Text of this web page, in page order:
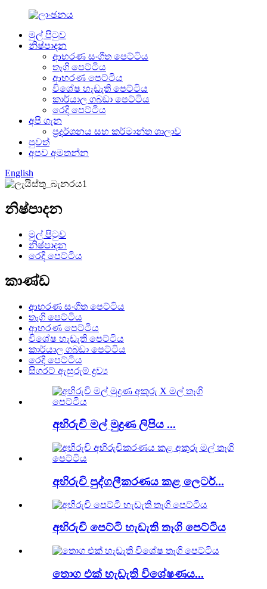
මුල් පිටුව
නිෂ්පාදන
ආභරණ සංගීත පෙට්ටිය
තෑගි පෙට්ටිය
ආභරණ පෙට්ටිය
විශේෂ හැඩැති පෙට්ටිය
කාර්යාල ගබඩා පෙට්ටිය
රෙදි පෙට්ටිය
අපි ගැන
ප්‍රදර්ශනය සහ කර්මාන්ත ශාලාව
පුවත්
අපව අමතන්න
English
නිෂ්පාදන
මුල් පිටුව
නිෂ්පාදන
රෙදි පෙට්ටිය
කාණ්ඩ
ආභරණ සංගීත පෙට්ටිය
තෑගි පෙට්ටිය
ආභරණ පෙට්ටිය
විශේෂ හැඩැති පෙට්ටිය
කාර්යාල ගබඩා පෙට්ටිය
රෙදි පෙට්ටිය
සිගරට් ඇසුරුම් ද්‍රව්‍ය
අභිරුචි මල් මුද්‍රණ ලිපිය ...
අභිරුචි පුද්ගලීකරණය කළ ලෙටර්...
අභිරුචි පෙට්ටි හැඩැති තෑගි පෙට්ටිය
තොග එක් හැඩැති විශේෂණය...